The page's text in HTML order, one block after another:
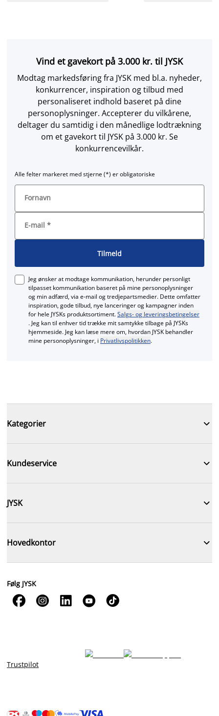
Vind et gavekort på 3.000 kr. til JYSK
Modtag markedsføring fra JYSK med bl.a. nyheder,
konkurrencer, inspiration og tilbud med
personaliseret indhold baseret på dine
personoplysninger. Accepterer du vilkårene,
deltager du samtidig i den månedlige lodtrækning
om et gavekort til JYSK på 3.000 kr. Se
konkurrencevilkår.
Alle felter markeret med stjerne (*) er obligatoriske
Fornavn
E-mail *
Tilmeld
Jeg ønsker at modtage kommunikation, herunder personligt
tilpasset kommunikation baseret på mine personoplysninger
og min adfærd, via e‑mail og tredjepartsmedier. Dette omfatter
inspiration, gode tilbud, nye lanceringer og kampagner inden
for hele JYSKs produktsortiment.Salgs- og leveringsbetingelser
. Jeg kan til enhver tid trække mit samtykke tilbage på JYSKs
hjemmeside. Jeg kan læse mere om, hvordan JYSK behandler
mine personoplysninger, i Privatlivspolitikken.
Kategorier 
Kundeservice 
JYSK 
Hovedkontor 
Følg JYSK
    
Trustpilot